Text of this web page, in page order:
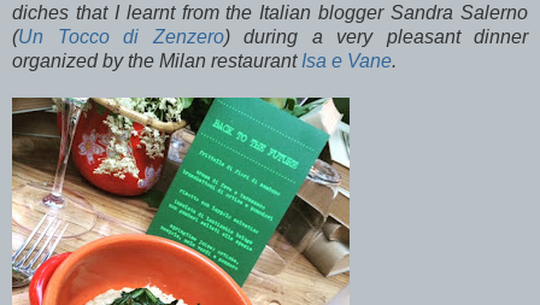
diches that I learnt from the Italian blogger Sandra Salerno
(Un Tocco di Zenzero) during a very pleasant dinner
organized by the Milan restaurant Isa e Vane.